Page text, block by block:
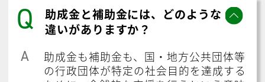
Q
助成金と補助金には、どのような
違いがありますか？
A
助成金も補助金も、国・地方公共団体等
の行政団体が特定の社会目的を達成する